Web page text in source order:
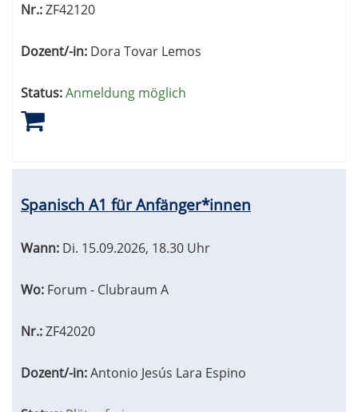
Nr.:ZF42120
Dozent/-in: Dora Tovar Lemos
Status:Anmeldung möglich
Spanisch A1 für Anfänger*innen
Wann: Di. 15.09.2026, 18.30 Uhr
Wo: Forum - Clubraum A
Nr.:ZF42020
Dozent/-in:Antonio Jesús Lara Espino